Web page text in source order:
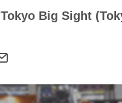
| Tokyo Big Sight